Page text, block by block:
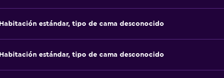
Habitación estándar, tipo de cama desconocido
Habitación estándar, tipo de cama desconocido